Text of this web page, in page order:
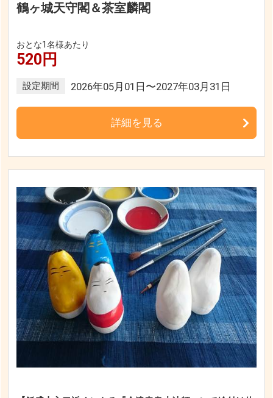
鶴ヶ城天守閣＆茶室麟閣
おとな1名様あたり
520円
設定期間 2026年05月01日〜2027年03月31日
詳細を見る